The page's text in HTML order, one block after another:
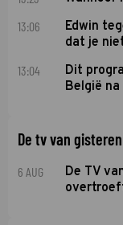
13:06
Edwin
dat je
13:04
Dit
België na
De tv van gisteren
6 AUG
De TV